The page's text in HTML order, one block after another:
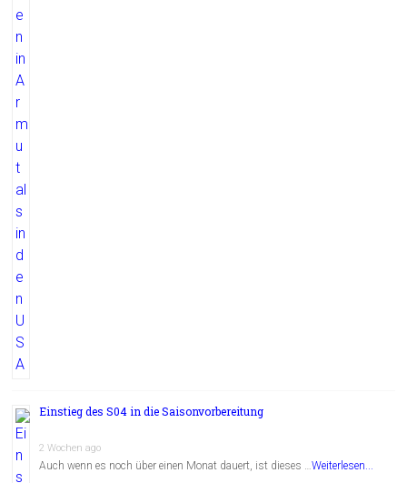
Einstieg des S04 in die Saisonvorbereitung
2 Wochen ago
Auch wenn es noch über einen Monat dauert, ist dieses …Weiterlesen...